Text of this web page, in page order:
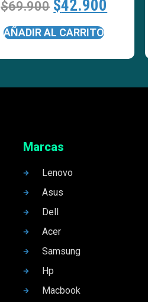
$69.900 $42.900
AÑADIR AL CARRITO
Marcas
Lenovo
Asus
Dell
Acer
Samsung
Hp
Macbook